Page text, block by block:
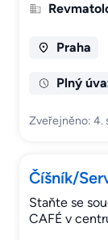
Praha
Plný
Zveřejněno: 4.
Číšník/
Staňte se
CAFÉ v